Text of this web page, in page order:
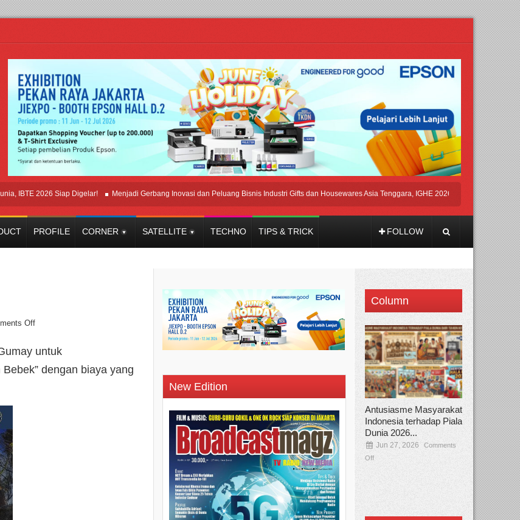
2026 Siap Digelar! Menjadi Gerbang Inovasi dan Peluang Bisnis Industri Gifts dan Housewares Asia Tenggara, IGHE 2026 Kembali Digelar di Jakarta
PROFILE CORNER SATELLITE TECHNO TIPS & TRICK FOLLOW
Off
untuk
dengan biaya yang
New Edition
Column
Antusiasme Masyarakat
Indonesia terhadap Piala
Dunia 2026...
Jun 27, 2026
Comments
Off